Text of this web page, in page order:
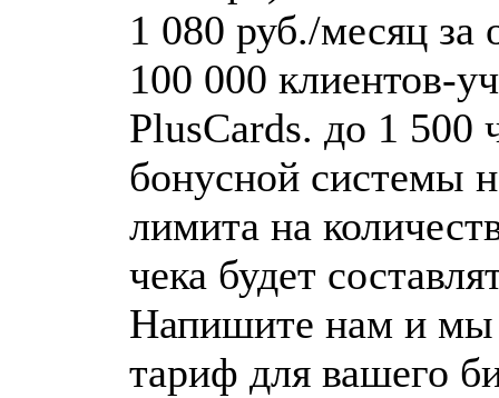
1 080 руб./месяц за
100 000 клиентов-
PlusCards. до 1 500
бонусной системы
лимита на
чека будет
Напишите нам и мы
тариф для вашего